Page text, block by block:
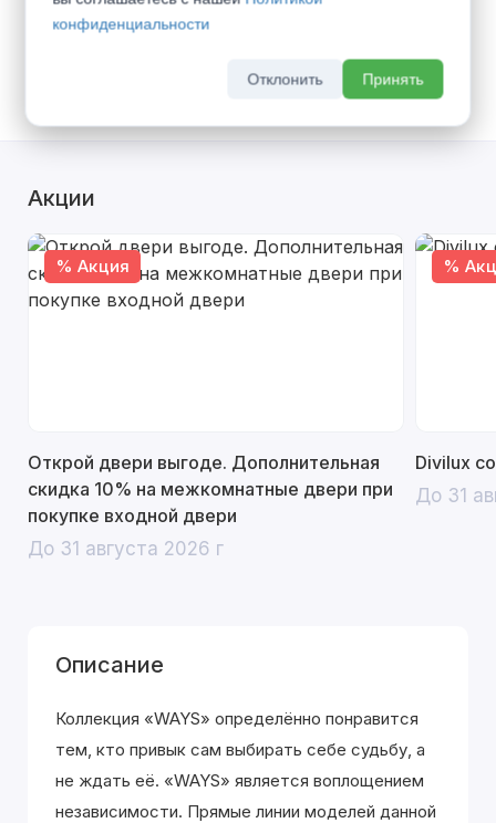
Доставка транспортом по г. Самара -
Акции
% Акция
Открой двери выгоде. Дополнительная
скидка 10% на межкомнатные двери при
покупке входной двери
До 31 августа 2026 г
%
Divilux
До 31
Описание
Коллекция «WAYS» определённо понравится
тем, кто привык сам выбирать себе судьбу, а
не ждать её. «WAYS» является воплощением
независимости. Прямые линии моделей данной
конфиденциальности
Отклонить Принять